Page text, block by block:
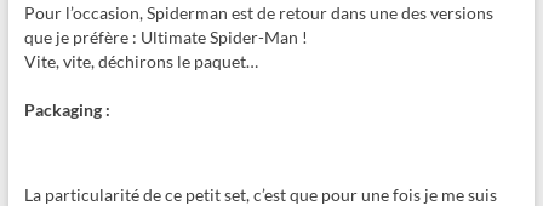
Pour l’occasion, Spiderman est de retour dans une des versions
que je préfère : Ultimate Spider-Man !
Vite, vite, déchirons le paquet…
Packaging :
La particularité de ce petit set, c’est que pour une fois je me suis